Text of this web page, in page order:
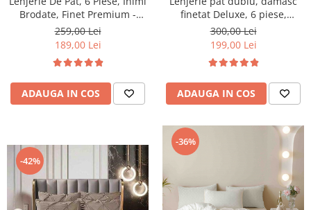
Brodate, Finet Premium -
Verde
259,00 Lei
189,00 Lei
ADAUGA IN COS
finetat Deluxe, 6 piese,
cearceaf pat cu elastic, Negru,
RS48E
300,00 Lei
199,00 Lei
ADAUGA IN COS
-42%
-36%